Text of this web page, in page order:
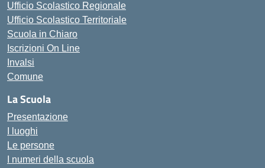
Ufficio Scolastico Regionale
Ufficio Scolastico Territoriale
Scuola in Chiaro
Iscrizioni On Line
Invalsi
Comune
La Scuola
Presentazione
I luoghi
Le persone
I numeri della scuola